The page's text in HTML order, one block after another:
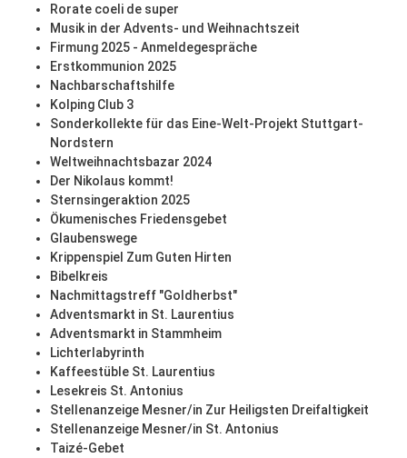
Rorate coeli de super
Musik in der Advents- und Weihnachtszeit
Firmung 2025 - Anmeldegespräche
Erstkommunion 2025
Nachbarschaftshilfe
Kolping Club 3
Sonderkollekte für das Eine-Welt-Projekt Stuttgart-
Nordstern
Weltweihnachtsbazar 2024
Der Nikolaus kommt!
Sternsingeraktion 2025
Ökumenisches Friedensgebet
Glaubenswege
Krippenspiel Zum Guten Hirten
Bibelkreis
Nachmittagstreff "Goldherbst"
Adventsmarkt in St. Laurentius
Adventsmarkt in Stammheim
Lichterlabyrinth
Kaffeestüble St. Laurentius
Lesekreis St. Antonius
Stellenanzeige Mesner/in Zur Heiligsten Dreifaltigkeit
Stellenanzeige Mesner/in St. Antonius
Taizé-Gebet